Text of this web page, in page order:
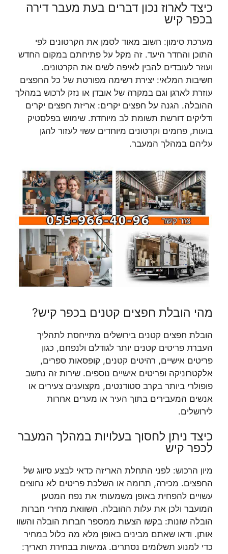
כיצד לארוז נכון דברים בעת מעבר דירה
בכפר קיש
מערכת סימון: חשוב מאוד לסמן את הקרטונים לפי
התוכן והחדר היעד. זה מקל על פתיחתם במקום החדש
ועוזר לעובדים להבין לאיפה לשים את הקרטונים.
חשיבות המלאי: יצירת רשימה מפורטת של כל החפצים
עוזרת לארגן וגם במקרה של אובדן או נזק לרכוש במהלך
ההובלה. הגנה על חפצים יקרים: אריזת חפצים יקרים
ודליקים דורשת תשומת לב מיוחדת. שימוש בפלסטיק
בועות, פחמים וקרטונים מיוחדים עשוי לעזור להגן
עליהם במהלך המעבר.
מהי הובלת חפצים קטנים בכפר קיש?
הובלת חפצים קטנים בירושלים מתייחסת לתהליך
העברת פריטים קטנים יותר לגודלם ולנפחם, כגון
פריטים אישיים, רהיטים קטנים, קופסאות ספרים,
אלקטרוניקה ופריטים אישיים נוספים. שירות זה נחשב
פופולרי ביותר בקרב סטודנטים, מקצוענים צעירים או
אנשים המעבירים בתוך העיר או מערים אחרות
לירושלים.
כיצד ניתן לחסוך בעלויות במהלך המעבר
לכפר קיש
מיון הרכוש: לפני התחלת האריזה כדאי לבצע סיווג של
החפצים. מכירה, תרומה או השלכת פריטים לא נחוצים
עשויים להפחית באופן משמעותי את נפח המטען
המועבר ולכן את עלות ההובלה. השוואת מחירי חברות
הובלה שונות: בקשו הצעות ממספר חברות הובלה והשוו
אותן. ודאו שאתם מבינים באופן מלא מה כלול במחיר
כדי למנוע תשלומים נסתרים. גמישות בבחירת תאריך: